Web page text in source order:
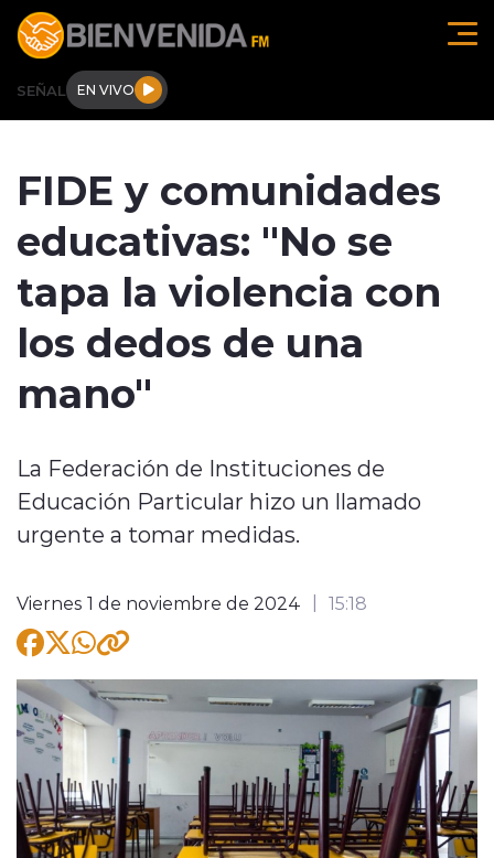
Click acá para ir directamente al contenido
SEÑAL EN VIVO
Actualidad
Tendencias
Internacional
Entrevistas
FIDE y comunidades
educativas: "No se
tapa la violencia con
los dedos de una
mano"
La Federación de Instituciones de
Educación Particular hizo un llamado
urgente a tomar medidas.
Viernes 1 de noviembre de 2024 15:18